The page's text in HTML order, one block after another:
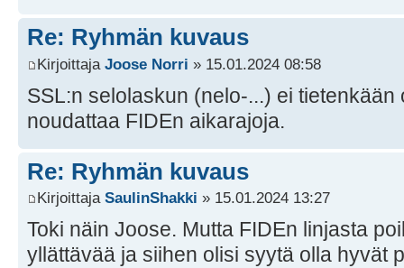
Re: Ryhmän kuvaus
Kirjoittaja Joose Norri » 15.01.2024 08:58
SSL:n selolaskun (nelo-...) ei
noudattaa FIDEn aikarajoja.
Re: Ryhmän kuvaus
Kirjoittaja SaulinShakki » 15.01.2024 13:27
Toki näin Joose. Mutta FIDEn linjasta
yllättävää ja siihen olisi syytä olla hyvät